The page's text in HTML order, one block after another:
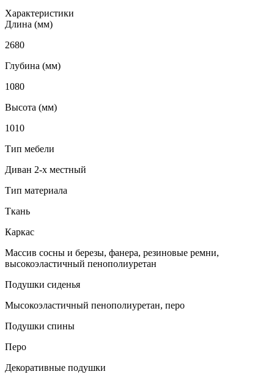
Характеристики
Длина (мм)
2680
Глубина (мм)
1080
Высота (мм)
1010
Тип мебели
Диван 2-х местный
Тип материала
Ткань
Каркас
Массив сосны и березы, фанера, резиновые ремни,
высокоэластичный пенополиуретан
Подушки сиденья
Мысокоэластичный пенополиуретан, перо
Подушки спины
Перо
Декоративные подушки